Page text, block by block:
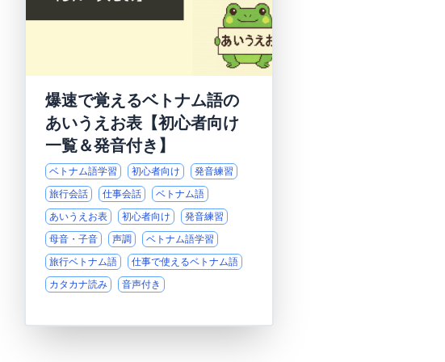
爆速で覚えるベトナム語の
あいうえお表【初心者向け
一覧＆発音付き】
ベトナム語学習 初心者向け
発音練習
旅行会話
仕事会話
ベトナム語
あいうえお表
初心者向け
発音練習
母音・子音
声調
ベトナム語学習
旅行ベトナム語
仕事で使えるベトナム語
カタカナ読み
音声付き